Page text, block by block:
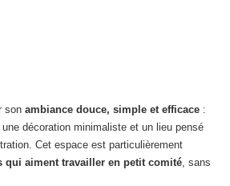
sonambiance douce, simple et efficace :
décoration minimaliste et un lieu pensé
Cet espace est particulièrement
qui aiment travailler en petit comité, sans